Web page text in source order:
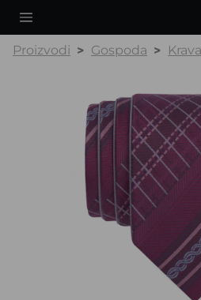
Proizvodi Gospoda